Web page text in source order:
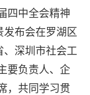
四中全会精神
发布会在罗湖区
、深圳市社会工
要负责人、企
，共同学习贯